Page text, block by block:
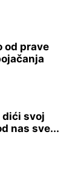
od prave
dići svoj
nas sve...